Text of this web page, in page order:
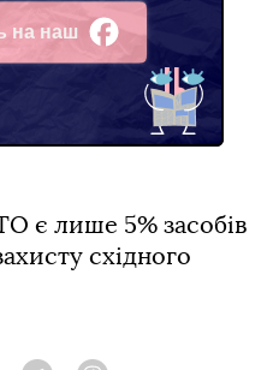
на наш
є лише 5% засобів
східного